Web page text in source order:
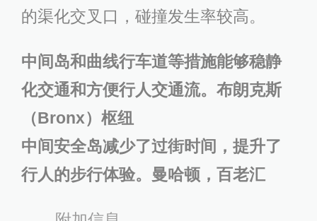
的渠化交叉口，碰撞发生率较高。
中间岛和曲线行车道等措施能够稳静
化交通和方便行人交通流。布朗克斯
（Bronx）枢纽
中间安全岛减少了过街时间，提升了
行人的步行体验。曼哈顿，百老汇